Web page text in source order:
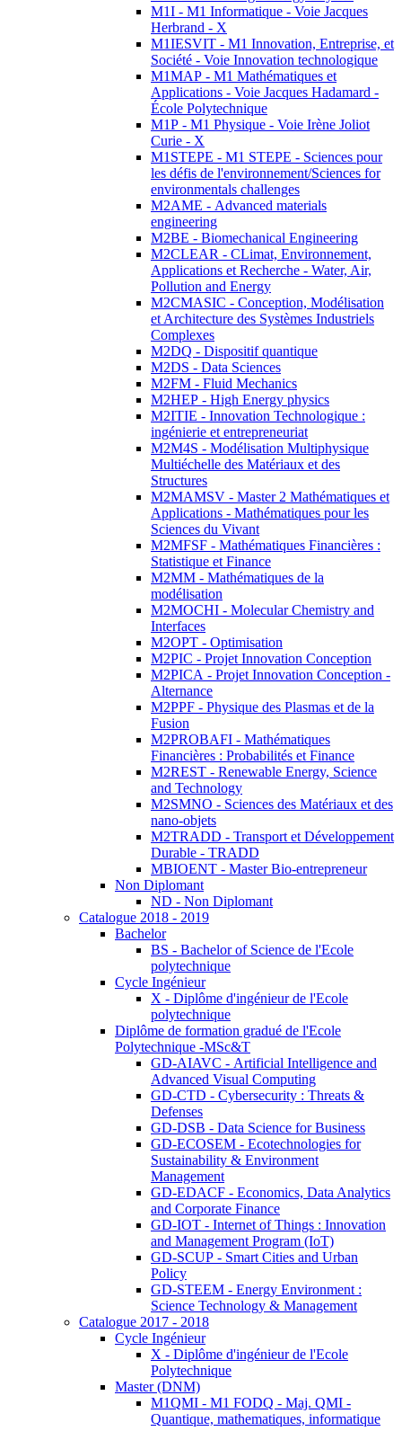
M1I - M1 Informatique - Voie Jacques
Herbrand - X
M1IESVIT - M1 Innovation, Entreprise, et
Société - Voie Innovation technologique
M1MAP - M1 Mathématiques et
Applications - Voie Jacques Hadamard -
École Polytechnique
M1P - M1 Physique - Voie Irène Joliot
Curie - X
M1STEPE - M1 STEPE - Sciences pour
les défis de l'environnement/Sciences for
environmentals challenges
M2AME - Advanced materials
engineering
M2BE - Biomechanical Engineering
M2CLEAR - CLimat, Environnement,
Applications et Recherche - Water, Air,
Pollution and Energy
M2CMASIC - Conception, Modélisation
et Architecture des Systèmes Industriels
Complexes
M2DQ - Dispositif quantique
M2DS - Data Sciences
M2FM - Fluid Mechanics
M2HEP - High Energy physics
M2ITIE - Innovation Technologique :
ingénierie et entrepreneuriat
M2M4S - Modélisation Multiphysique
Multiéchelle des Matériaux et des
Structures
M2MAMSV - Master 2 Mathématiques et
Applications - Mathématiques pour les
Sciences du Vivant
M2MFSF - Mathématiques Financières :
Statistique et Finance
M2MM - Mathématiques de la
modélisation
M2MOCHI - Molecular Chemistry and
Interfaces
M2OPT - Optimisation
M2PIC - Projet Innovation Conception
M2PICA - Projet Innovation Conception -
Alternance
M2PPF - Physique des Plasmas et de la
Fusion
M2PROBAFI - Mathématiques
Financières : Probabilités et Finance
M2REST - Renewable Energy, Science
and Technology
M2SMNO - Sciences des Matériaux et des
nano-objets
M2TRADD - Transport et Développement
Durable - TRADD
MBIOENT - Master Bio-entrepreneur
Non Diplomant
ND - Non Diplomant
Catalogue 2018 - 2019
Bachelor
BS - Bachelor of Science de l'Ecole
polytechnique
Cycle Ingénieur
X - Diplôme d'ingénieur de l'Ecole
polytechnique
Diplôme de formation gradué de l'Ecole
Polytechnique -MSc&T
GD-AIAVC - Artificial Intelligence and
Advanced Visual Computing
GD-CTD - Cybersecurity : Threats &
Defenses
GD-DSB - Data Science for Business
GD-ECOSEM - Ecotechnologies for
Sustainability & Environment
Management
GD-EDACF - Economics, Data Analytics
and Corporate Finance
GD-IOT - Internet of Things : Innovation
and Management Program (IoT)
GD-SCUP - Smart Cities and Urban
Policy
GD-STEEM - Energy Environment :
Science Technology & Management
Catalogue 2017 - 2018
Cycle Ingénieur
X - Diplôme d'ingénieur de l'Ecole
Polytechnique
Master (DNM)
M1QMI - M1 FODQ - Maj. QMI -
Quantique, mathematiques, informatique